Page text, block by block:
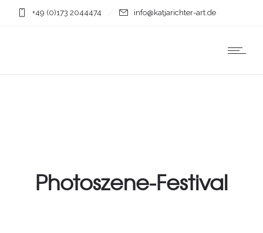
+49 (0)173 2044474 info@katjarichter-art.de
Photoszene-Festival